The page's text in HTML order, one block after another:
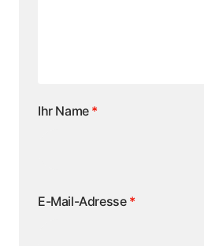
Ihr Name *
E-Mail-Adresse *